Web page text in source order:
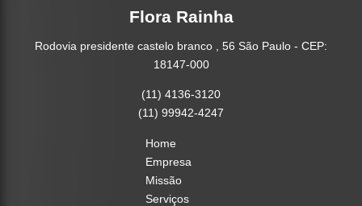
Flora Rainha
Rodovia presidente castelo branco , 56 São Paulo - CEP:
18147-000
(11) 4136-3120
(11) 99942-4247
Home
Empresa
Missão
Serviços